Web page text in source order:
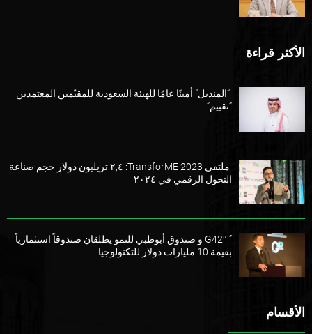
الأكثر قراءة
“المنديل” أمينًا عامًا للهيئة السعودية للمقيّمين المعتمدين
“تقييم”
ملتقى TransforME 2023: ٢,٤ تريليون دولار حجم صناعة
التحول الرقمي في ٢٠٢٤
” G42″ و صندوق أبوظبي للنمو يطلقان صندوقاً استثمارياً
بقيمة 10 مليارات دولار للتكنولوجيا
الأقسام